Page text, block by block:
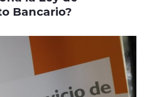
Bancario?